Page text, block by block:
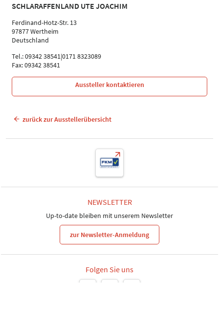
SCHLARAFFENLAND UTE JOACHIM
Ferdinand-Hotz-Str. 13
97877 Wertheim
Deutschland
Tel.: 09342 38541|0171 8323089
Fax: 09342 38541
Aussteller kontaktieren
zurück zur Ausstellerübersicht
NEWSLETTER
Up-to-date bleiben mit unserem Newsletter
zur Newsletter-Anmeldung
Folgen Sie uns